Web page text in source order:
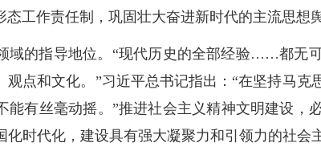
工作责任制，巩固壮大奋进新时代的主流思想舆
域的指导地位。“现代历史的全部经验……都无
点和文化。”习近平总书记指出：“在坚持马
能有丝毫动摇。”推进社会主义精神文明建设，
化时代化，建设具有强大凝聚力和引领力的社会